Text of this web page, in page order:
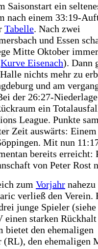
Saisonstart ein
nach einem 33:19-
Tabelle. Nach zwei
und Essen
Mitte Oktober
Kurve Eisenach). Dann
nichts mehr zu
und am
der 26:27-
ein
League. Punkte
Zeit auswärts:
Mit nun
bereits erreicht:
von Peter Rost
zum Vorjahr
verließ den Verein.
junge Spieler (siehe
einen starken
bietet den ehemaligen
den ehemaligen